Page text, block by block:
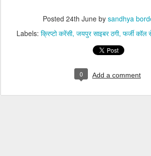
Posted 24th June by sandhya
Labels: क्रिप्टो करेंसी जयपुर साइबर ठगी फर्जी कॉल
0 Add a comment